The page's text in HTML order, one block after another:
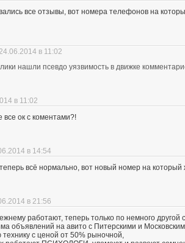
все отзывы, вот номера телефонов на
24.06.2014 в 11:02
нашли псевдо уязвимость в движке
в 11:02
все ок с коментами?!
в 14:54
всё нормально, вот новый номер на
в 21:56
работают, теперь только по немного другой
объявлений на авито с Питерскими и
технику с ценой от 50% рыночной,